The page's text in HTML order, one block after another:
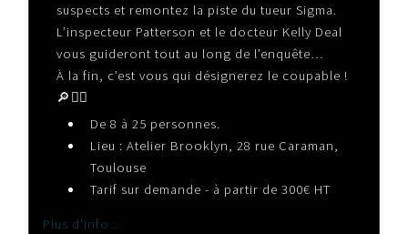
suspects et remontez la piste du tueur Sigma.
L’inspecteur Patterson et le docteur Kelly Deal
vous guideront tout au long de l’enquête…
À la fin, c’est vous qui désignerez le coupable !
🔎🕵️‍♂️
De 8 à 25 personnes.
Lieu : Atelier Brooklyn, 28 rue Caraman,
Toulouse
Tarif sur demande - à partir de 300€ HT
Plus d'info...